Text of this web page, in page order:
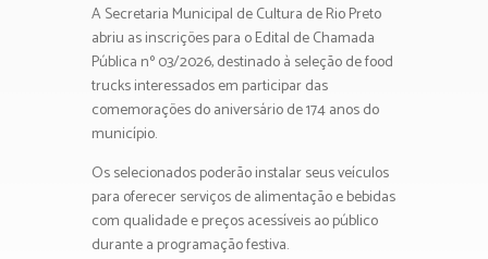
A Secretaria Municipal de Cultura de Rio Preto
abriu as inscrições para o Edital de Chamada
Pública nº 03/2026, destinado à seleção de food
trucks interessados em participar das
comemorações do aniversário de 174 anos do
município.
Os selecionados poderão instalar seus veículos
para oferecer serviços de alimentação e bebidas
com qualidade e preços acessíveis ao público
durante a programação festiva.